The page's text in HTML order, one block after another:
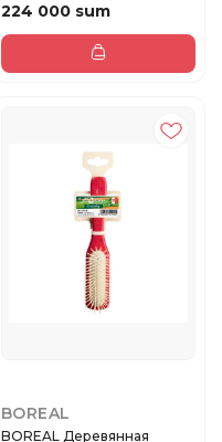
224 000 sum
BOREAL
BOREAL Деревянная